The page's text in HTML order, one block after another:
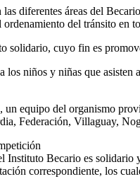
diferentes áreas del
del tránsito en
solidario, cuyo fin es
los niños y niñas que
un equipo del organismo
Federación, Villaguay,
Instituto Becario es
correspondiente, los